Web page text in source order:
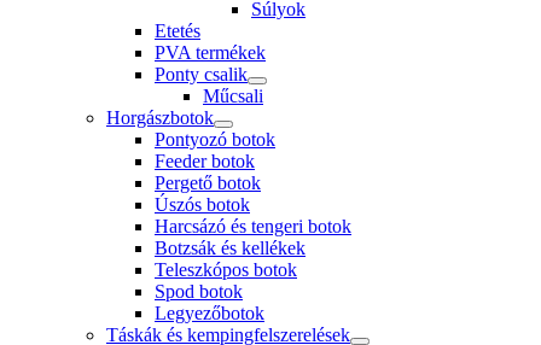
Súlyok
Etetés
PVA termékek
Ponty csalik
Műcsali
Horgászbotok
Pontyozó botok
Feeder botok
Pergető botok
Úszós botok
Harcsázó és tengeri botok
Botzsák és kellékek
Teleszkópos botok
Spod botok
Legyezőbotok
Táskák és kempingfelszerelések